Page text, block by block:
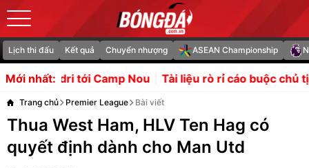
Lịch thi đấu Kết quả Chuyển nhượng ASEAN Championship
Mới nhất:
Nou Tài liệu rò rỉ cáo buộc chủ tịch FIFA ngầm lập
Trang chủ Premier League Bài viết
Thua West Ham, HLV Ten Hag có
quyết định dành cho Man Utd